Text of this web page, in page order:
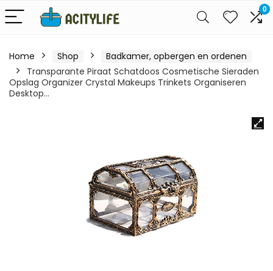
0
Home Shop
Badkamer, opbergen en ordenen
Transparante Piraat Schatdoos Cosmetische Sieraden
Opslag Organizer Crystal Makeups Trinkets Organiseren
Desktop…